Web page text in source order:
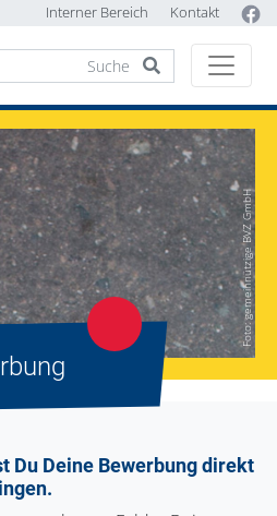
Interner Bereich Kontakt
Foto: gemeinnützige BVZ GmbH
Du Deine Bewerbung direkt